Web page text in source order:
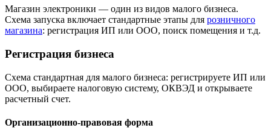
Магазин электроники — один из видов малого бизнеса.
Схема запуска включает стандартные этапы для розничного
магазина: регистрация ИП или ООО, поиск помещения и т.д.
Регистрация бизнеса
Схема стандартная для малого бизнеса: регистрируете ИП или
ООО, выбираете налоговую систему, ОКВЭД и открываете
расчетный счет.
Организационно-правовая форма